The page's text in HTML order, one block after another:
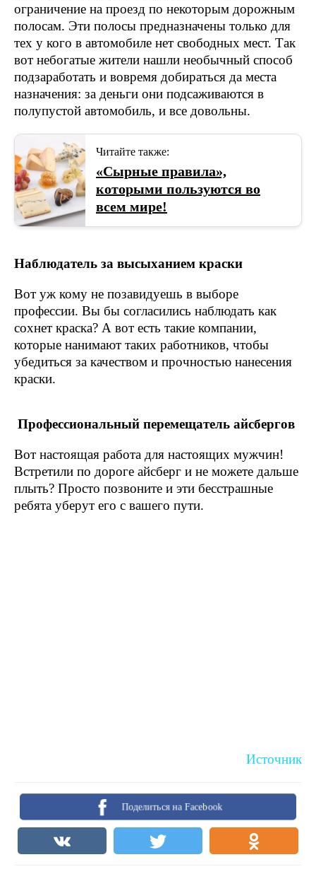
ограничение на проезд по некоторым дорожным
полосам. Эти полосы предназначены только для
тех у кого в автомобиле нет свободных мест. Так
вот небогатые жители нашли необычный способ
подзаработать и вовремя добираться да места
назначения: за деньги они подсаживаются в
полупустой автомобиль, и все довольны.
Читайте также:
«Сырные правила»,
которыми пользуются во
всем мире!
Наблюдатель за высыханием краски
Вот уж кому не позавидуешь в выборе
профессии. Вы бы согласились наблюдать как
сохнет краска? А вот есть такие компании,
которые нанимают таких работников, чтобы
убедиться за качеством и прочностью нанесения
краски.
Профессиональный перемещатель айсбергов
Вот настоящая работа для настоящих мужчин!
Встретили по дороге айсберг и не можете дальше
плыть? Просто позвоните и эти бесстрашные
ребята уберут его с вашего пути.
Источник
Поделиться на Facebook